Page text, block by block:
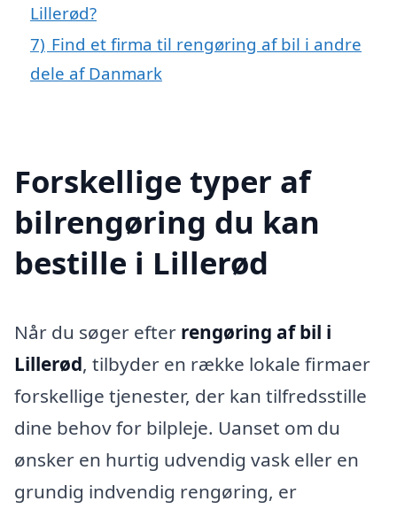
Lillerød?
7) Find et firma til rengøring af bil i andre
dele af Danmark
Forskellige typer af
bilrengøring du kan
bestille i Lillerød
Når du søger efter rengøring af bil i
Lillerød, tilbyder en række lokale firmaer
forskellige tjenester, der kan tilfredsstille
dine behov for bilpleje. Uanset om du
ønsker en hurtig udvendig vask eller en
grundig indvendig rengøring, er